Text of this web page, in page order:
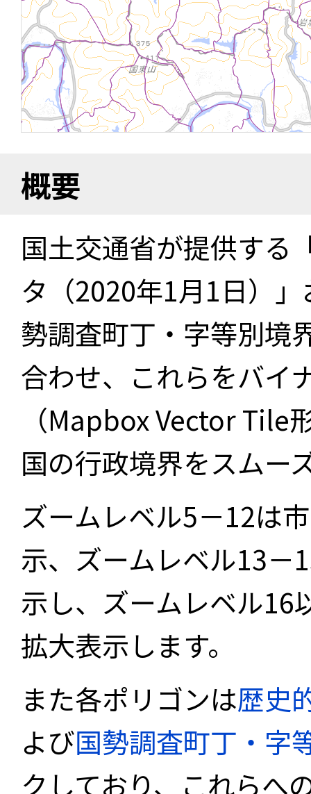
概要
国土交通省が提供する
タ（2020年1月1日）
勢調査町丁・字等別境
合わせ、これらをバイ
（Mapbox Vector Tile
国の行政境界をスムー
ズームレベル5－12は
示、ズームレベル13－
示し、ズームレベル16
拡大表示します。
また各ポリゴンは歴史
よび国勢調査町丁・字
クしており、これらへ